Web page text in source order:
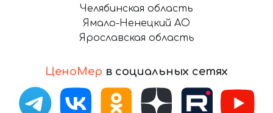
ЦеноМер в социальных сетях
Челябинская область
Ямало-Ненецкий АО
Ярославская область